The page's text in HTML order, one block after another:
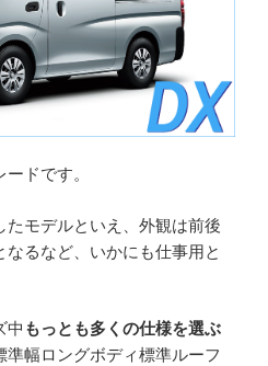
ドです。
モデルといえ、外観は前後
るなど、いかにも仕事用と
中 もっとも多くの仕様を選ぶ
準幅ロングボディ標準ルーフ